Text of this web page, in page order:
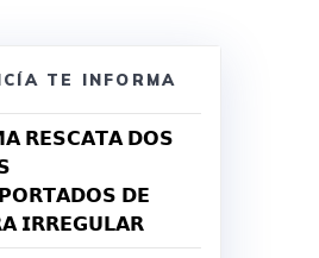
TE INFORMA
𝗥𝗘𝗦𝗖𝗔𝗧𝗔 𝗗𝗢𝗦
𝗗𝗘
𝗜𝗥𝗥𝗘𝗚𝗨𝗟𝗔𝗥